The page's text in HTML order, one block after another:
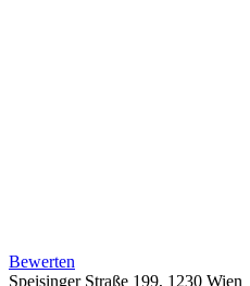
Bewerten
Speisinger Straße 199, 1230 Wien